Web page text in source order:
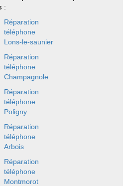
:
Réparation
téléphone
Lons-le-saunier
Réparation
téléphone
Champagnole
Réparation
téléphone
Poligny
Réparation
téléphone
Arbois
Réparation
téléphone
Montmorot